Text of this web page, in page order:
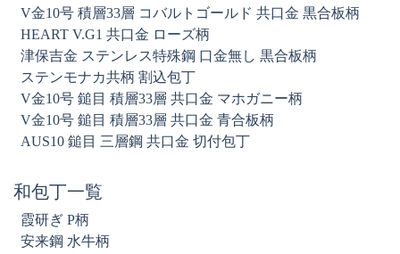
V金10号 積層33層 コバルトゴールド 共口金 黒合板柄
HEART V.G1 共口金 ローズ柄
津保吉金 ステンレス特殊鋼 口金無し 黒合板柄
ステンモナカ共柄 割込包丁
V金10号 鎚目 積層33層 共口金 マホガニー柄
V金10号 鎚目 積層33層 共口金 青合板柄
AUS10 鎚目 三層鋼 共口金 切付包丁
和包丁一覧
霞研ぎ P柄
安来鋼 水牛柄